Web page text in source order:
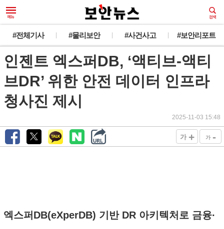
#전체기사 #물리보안 #사건사고 #보안리포트
인젠트 엑스퍼DB, ‘액티브-액티
브DR’ 위한 안전 데이터 인프라
청사진 제시
2025-11-03 15:48
가 + 가 -
엑스퍼DB(eXperDB) 기반 DR 아키텍처로 금융·